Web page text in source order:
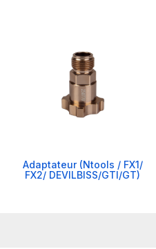
Adaptateur (Ntools / FX1/
FX2/ DEVILBISS/GTI/GT)